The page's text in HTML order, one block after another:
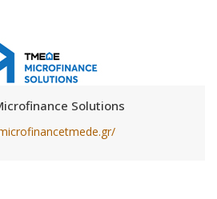
Solutions